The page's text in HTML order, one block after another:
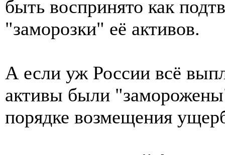
быть воспринято как
"заморозки" её активов.
А если уж России всё
активы были
порядке возмещения